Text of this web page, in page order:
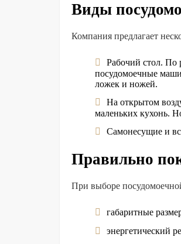
Виды
Компания предлагает
Рабочий стол. По
посудомоечные
ложек и ножей.
На открытом
маленьких кухонь.
Самонесущие и
Правильно
При выборе
габаритные
энергетический